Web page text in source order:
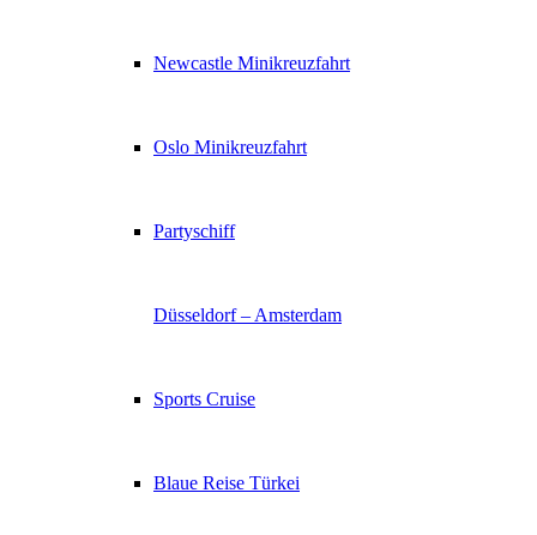
Newcastle Minikreuzfahrt
Oslo Minikreuzfahrt
Partyschiff
Düsseldorf – Amsterdam
Sports Cruise
Blaue Reise Türkei